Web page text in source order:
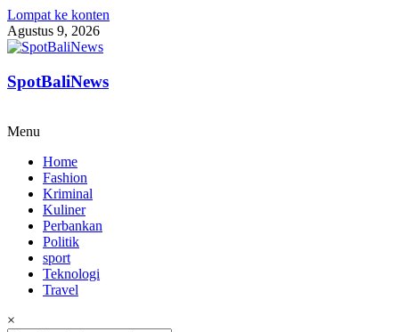
Lompat ke konten
Agustus 9, 2026
SpotBaliNews
Menu
Home
Fashion
Kriminal
Kuliner
Perbankan
Politik
sport
Teknologi
Travel
×